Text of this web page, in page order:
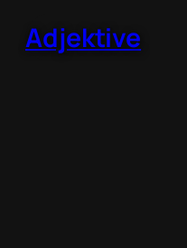
Adjektive